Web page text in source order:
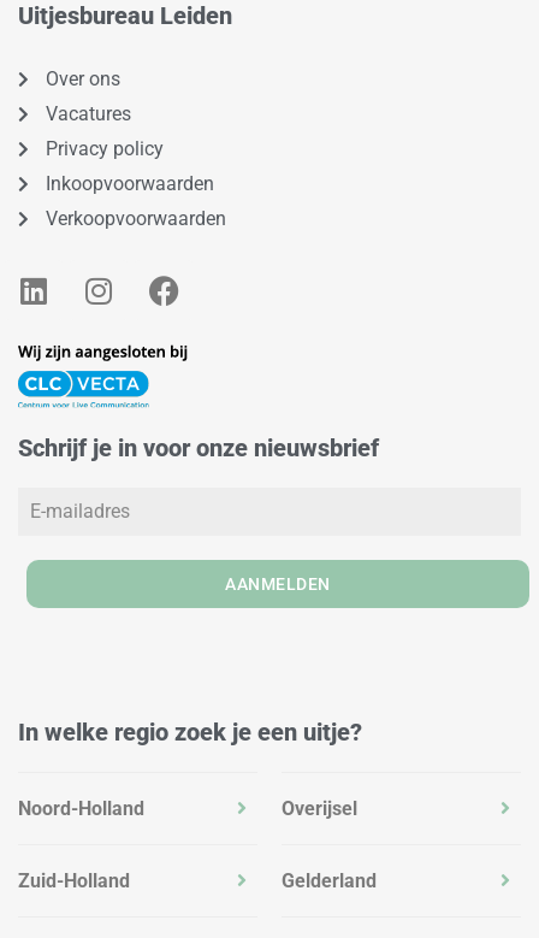
Uitjesbureau Leiden
Over ons
Vacatures
Privacy policy
Inkoopvoorwaarden
Verkoopvoorwaarden
L
i
k
e
i
I
n
t
a
r
m
F
a
e
o
Schrijf je in voor onze nieuwsbrief
AANMELDEN
In welke regio zoek je een uitje?
Noord-Holland
Zuid-Holland
Overijsel
Gelderland